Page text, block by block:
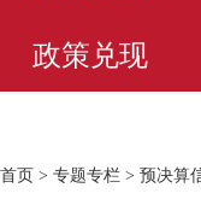
政策兑现
首页 > 专题专栏 > 预决算